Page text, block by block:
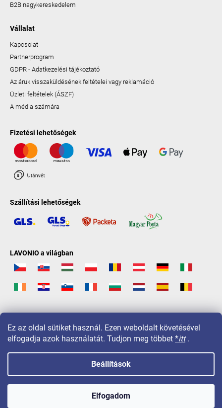
Ez az oldal sütiket használ. Ezen weboldalt követésével
elfogadja azok használatát. Tudjon meg többet *itt.
Beállítások
Elfogadom
B2B nagykereskedelem
Vállalat
Kapcsolat
Partnerprogram
GDPR - Adatkezelési tájékoztató
Az áruk visszaküldésének feltételei vagy reklamáció
Üzleti feltételek (ÁSZF)
A média számára
Fizetési lehetőségek
Szállítási lehetőségek
LAVONIO a világban
Copyright 2026 LAVONIO.hu. Minden jog fenntartva.